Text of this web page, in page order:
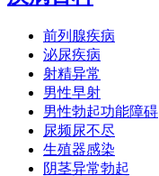
前列腺疾病
泌尿疾病
射精异常
男性早射
男性勃起功能障碍
尿频尿不尽
生殖器感染
阴茎异常勃起